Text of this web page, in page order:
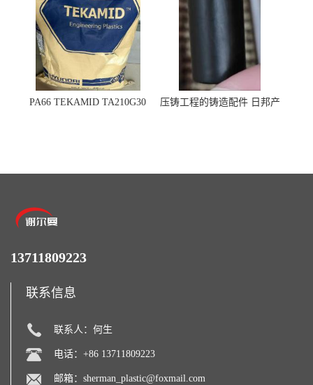
PA66 TEKAMID TA210G30
压铸工程的铸造配件 日邦产
13711809223
联系信息
联系人：何生
电话：+86 13711809223
邮箱： sherman_plastic@foxmail.com